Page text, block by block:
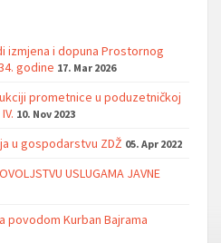
izmjena i dopuna Prostornog
godine 17. Mar 2026
prometnice u poduzetničkoj
10. Nov 2023
u gospodarstvu ZDŽ 05. Apr 2022
USLUGAMA JAVNE
povodom Kurban Bajrama